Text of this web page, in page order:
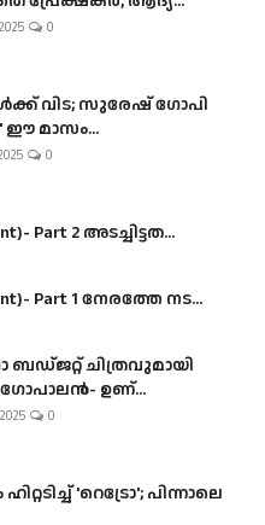
0
വിട; സുരേഷ് ഗോപി
ഈ മാസം...
0
Part 2 അടച്ചിട്ടത...
Part 1 നേരത്തേ നട...
ബഡ്ജറ്റ് ചിത്രവുമായി
ഉണ്...
0
'റെട്രോ'; പിന്നാലെ